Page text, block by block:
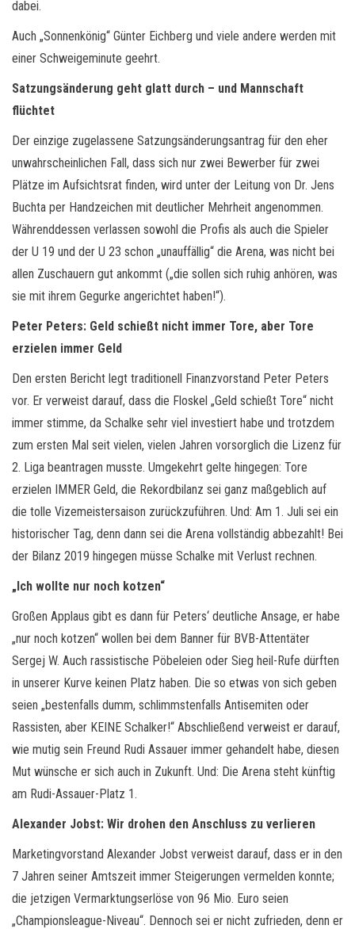
dabei.
Auch „Sonnenkönig“ Günter Eichberg und viele andere werden mit
einer Schweigeminute geehrt.
Satzungsänderung geht glatt durch – und Mannschaft
flüchtet
Der einzige zugelassene Satzungsänderungsantrag für den eher
unwahrscheinlichen Fall, dass sich nur zwei Bewerber für zwei
Plätze im Aufsichtsrat finden, wird unter der Leitung von Dr. Jens
Buchta per Handzeichen mit deutlicher Mehrheit angenommen.
Währenddessen verlassen sowohl die Profis als auch die Spieler
der U 19 und der U 23 schon „unauffällig“ die Arena, was nicht bei
allen Zuschauern gut ankommt („die sollen sich ruhig anhören, was
sie mit ihrem Gegurke angerichtet haben!“).
Peter Peters: Geld schießt nicht immer Tore, aber Tore
erzielen immer Geld
Den ersten Bericht legt traditionell Finanzvorstand Peter Peters
vor. Er verweist darauf, dass die Floskel „Geld schießt Tore“ nicht
immer stimme, da Schalke sehr viel investiert habe und trotzdem
zum ersten Mal seit vielen, vielen Jahren vorsorglich die Lizenz für
2. Liga beantragen musste. Umgekehrt gelte hingegen: Tore
erzielen IMMER Geld, die Rekordbilanz sei ganz maßgeblich auf
die tolle Vizemeistersaison zurückzuführen. Und: Am 1. Juli sei ein
historischer Tag, denn dann sei die Arena vollständig abbezahlt! Bei
der Bilanz 2019 hingegen müsse Schalke mit Verlust rechnen.
„Ich wollte nur noch kotzen“
Großen Applaus gibt es dann für Peters‘ deutliche Ansage, er habe
„nur noch kotzen“ wollen bei dem Banner für BVB-Attentäter
Sergej W. Auch rassistische Pöbeleien oder Sieg heil-Rufe dürften
in unserer Kurve keinen Platz haben. Die so etwas von sich geben
seien „bestenfalls dumm, schlimmstenfalls Antisemiten oder
Rassisten, aber KEINE Schalker!“ Abschließend verweist er darauf,
wie mutig sein Freund Rudi Assauer immer gehandelt habe, diesen
Mut wünsche er sich auch in Zukunft. Und: Die Arena steht künftig
am Rudi-Assauer-Platz 1.
Alexander Jobst: Wir drohen den Anschluss zu verlieren
Marketingvorstand Alexander Jobst verweist darauf, dass er in den
7 Jahren seiner Amtszeit immer Steigerungen vermelden konnte;
die jetzigen Vermarktungserlöse von 96 Mio. Euro seien
„Championsleague-Niveau“. Dennoch sei er nicht zufrieden, denn er